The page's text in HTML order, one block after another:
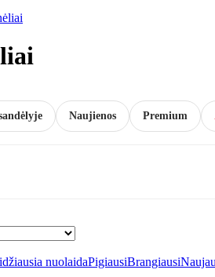
Premium
Naujienos
nuolaidaPigiausiBrangiausi